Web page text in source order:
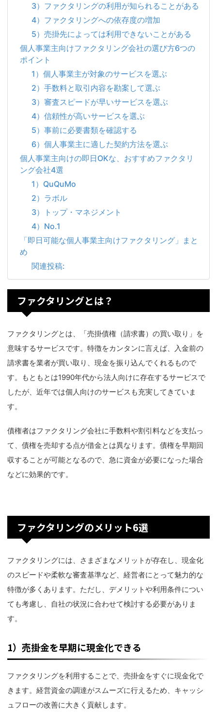
3）ファクタリングの利用が知られることがある
4）ファクタリングへの依存度の増加
5）売掛先によっては利用できないことがある
個人事業主向けファクタリング会社の選び方6つの
ポイント
1）個人事業主が対象のサービスを選ぶ
2）手数料と取引内容を勘案して選ぶ
3）審査スピードが早いサービスを選ぶ
4）信頼性が高いサービスを選ぶ
5）事前に必要書類を確認する
6）個人事業主に適した契約方法を選ぶ
個人事業主向けの即日OKな、おすすめファクタリ
ング会社4選
1）QuQuMo
2）ラボル
3）トップ・マネジメント
4）No.1
「即日可能な個人事業主向けファクタリング」まと
め
関連投稿:
ファクタリングとは？
ファクタリングとは、「売掛債権（請求書）の買い取り」を
意味するサービスです。特徴をカンタンに言えば、入金前の
請求書を業者が買い取り、現金を振り込んでくれるもので
す。もともとは1990年代から法人向けに存在するサービスで
したが、近年では個人向けのサービスも充実してきていま
す。
債権者はファクタリング会社に手数料や割引料などを支払っ
て、債権を売却する点が借金とは異なります。債権を早期回
収することが可能となるので、急に資金が必要になった場合
などに効果的です。
ファクタリングのメリット6選
ファクタリングには、さまざまなメリットが存在し、現金化
のスピードや柔軟な審査基準など、経営者にとって魅力的な
特徴が多くあります。ただし、デメリットや利用条件につい
ても考慮し、自社の状況に合わせて検討する必要がありま
す。
1）売掛金を早期に現金化できる
ファクタリングを利用することで、売掛金をすぐに現金化で
きます。経営資金の調達がスムーズに行えるため、キャッシ
ュフローの改善に大きく貢献します。